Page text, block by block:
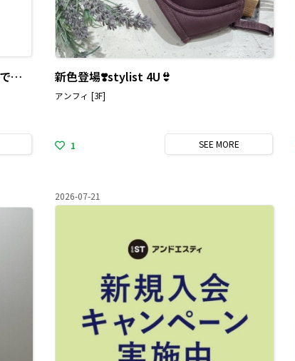
最大70％OFF!ファイルセール開催中です☆ 新色登場❣️stylist 4U👙
アンフィ [3F]
1 SEE MORE
2026-07-21